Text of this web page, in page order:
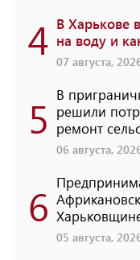
4 В Харькове
на воду и
07 августа,
5 В
решили
ремонт
06 августа,
6
05 августа,